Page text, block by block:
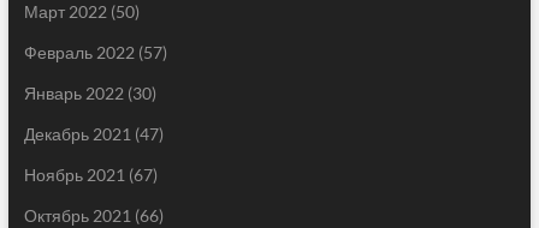
Март 2022 (50)
Февраль 2022 (57)
Январь 2022 (30)
Декабрь 2021 (47)
Ноябрь 2021 (67)
Октябрь 2021 (66)